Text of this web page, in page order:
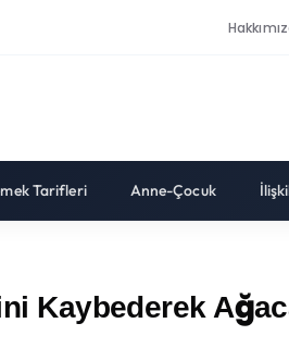
Tarifleri Anne-Çocuk
Kaybederek